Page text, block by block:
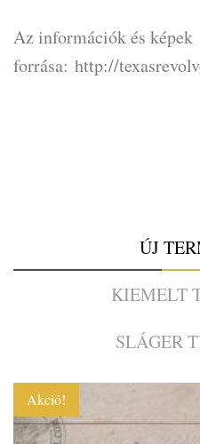
Az információk és képek
forrása: http://
ÚJ
KIEMELT
SLÁGER
Akció!